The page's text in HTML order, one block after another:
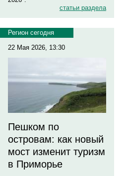
статьи раздела
Регион сегодня
22 Мая 2026, 13:30
Пешком по
островам: как новый
мост изменит туризм
в Приморье